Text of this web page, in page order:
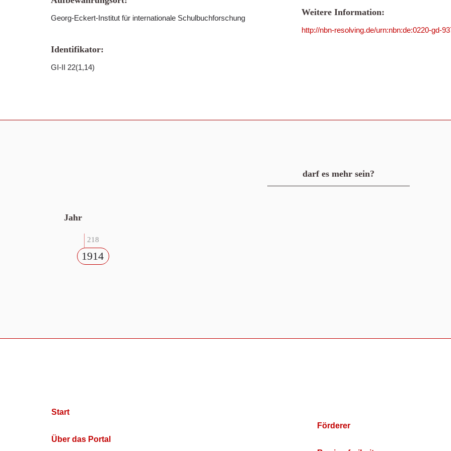
Georg-Eckert-Institut für internationale Schulbuchforschung
Identifikator:
GI-II 22(1,14)
Weitere Information:
http://nbn-resolving.de/urn:nbn:de:0220-gd-
darf es mehr sein?
Jahr
218
1914
Start
Über das Portal
Förderer